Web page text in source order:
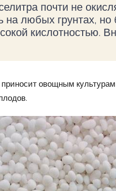
почти не
на любых грунтах,
кислотностью.
овощным